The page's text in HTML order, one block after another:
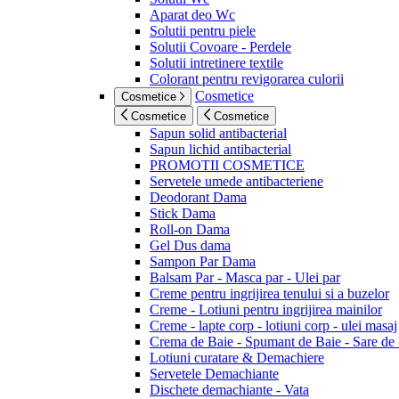
Aparat deo Wc
Solutii pentru piele
Solutii Covoare - Perdele
Solutii intretinere textile
Colorant pentru revigorarea culorii
Cosmetice Cosmetice
Cosmetice Cosmetice
Sapun solid antibacterial
Sapun lichid antibacterial
PROMOTII COSMETICE
Servetele umede antibacteriene
Deodorant Dama
Stick Dama
Roll-on Dama
Gel Dus dama
Sampon Par Dama
Balsam Par - Masca par - Ulei par
Creme pentru ingrijirea tenului si a buzelor
Creme - Lotiuni pentru ingrijirea mainilor
Creme - lapte corp - lotiuni corp - ulei masaj
Crema de Baie - Spumant de Baie - Sare de
Lotiuni curatare & Demachiere
Servetele Demachiante
Dischete demachiante - Vata